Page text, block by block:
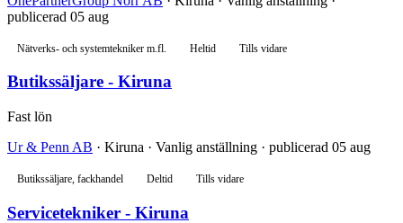
publicerad 05 aug
Nätverks- och systemtekniker m.fl. Heltid Tills vidare
Butikssäljare - Kiruna
Fast lön
Ur & Penn AB · Kiruna · Vanlig anställning · publicerad 05 aug
Butikssäljare, fackhandel Deltid Tills vidare
Servicetekniker - Kiruna